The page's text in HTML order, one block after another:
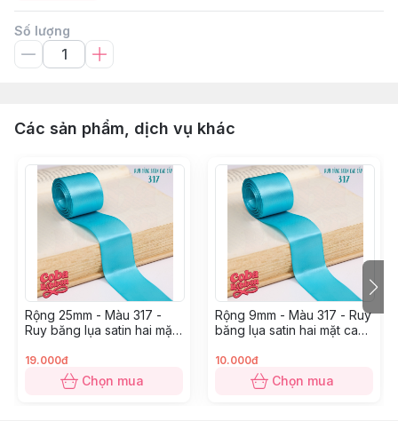
Số lượng
Các sản phẩm, dịch vụ khác
Rộng 25mm - Màu 317 -
Ruy băng lụa satin hai mặt
19.000đ
Chọn mua
Rộng 9mm - Màu 317 - Ruy
băng lụa satin hai mặt cao
10.000đ
Chọn mua